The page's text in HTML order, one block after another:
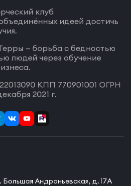
клуб
идеей достичь
— борьба с бедностью
людей через обучение
КПП 770901001 ОГРН
2021 г.
Большая Андроньевская, д. 17А